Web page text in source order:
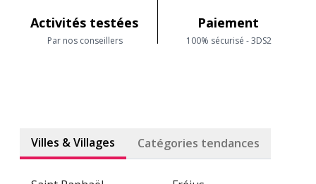
Activités testées
Par nos conseillers
Paiement
100% sécurisé - 3DS2
Villes & Villages Catégories tendances